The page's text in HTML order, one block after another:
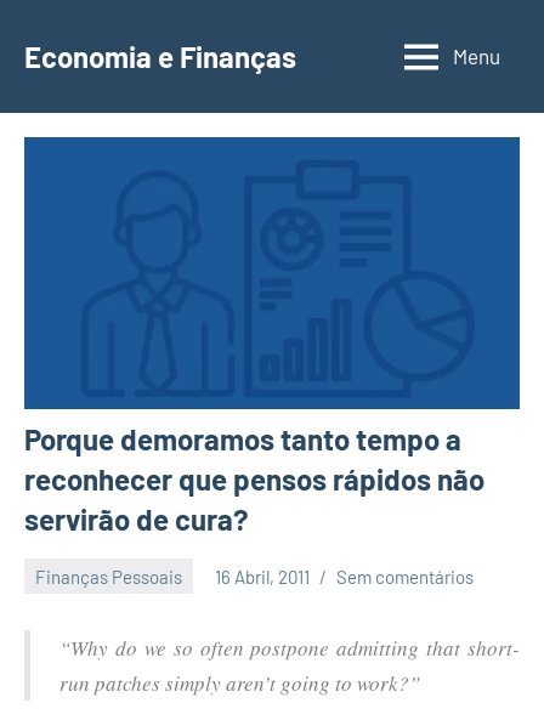
para
conteúdo
Economia e Finanças
Depósitos
Menu
Porque demoramos tanto tempo a
reconhecer que pensos rápidos não
servirão de cura?
Finanças Pessoais 16 Abril, 2011
Economia
Finanças
Sem comentários
“Why do we so often postpone admitting that short-
run patches simply aren’t going to work?”